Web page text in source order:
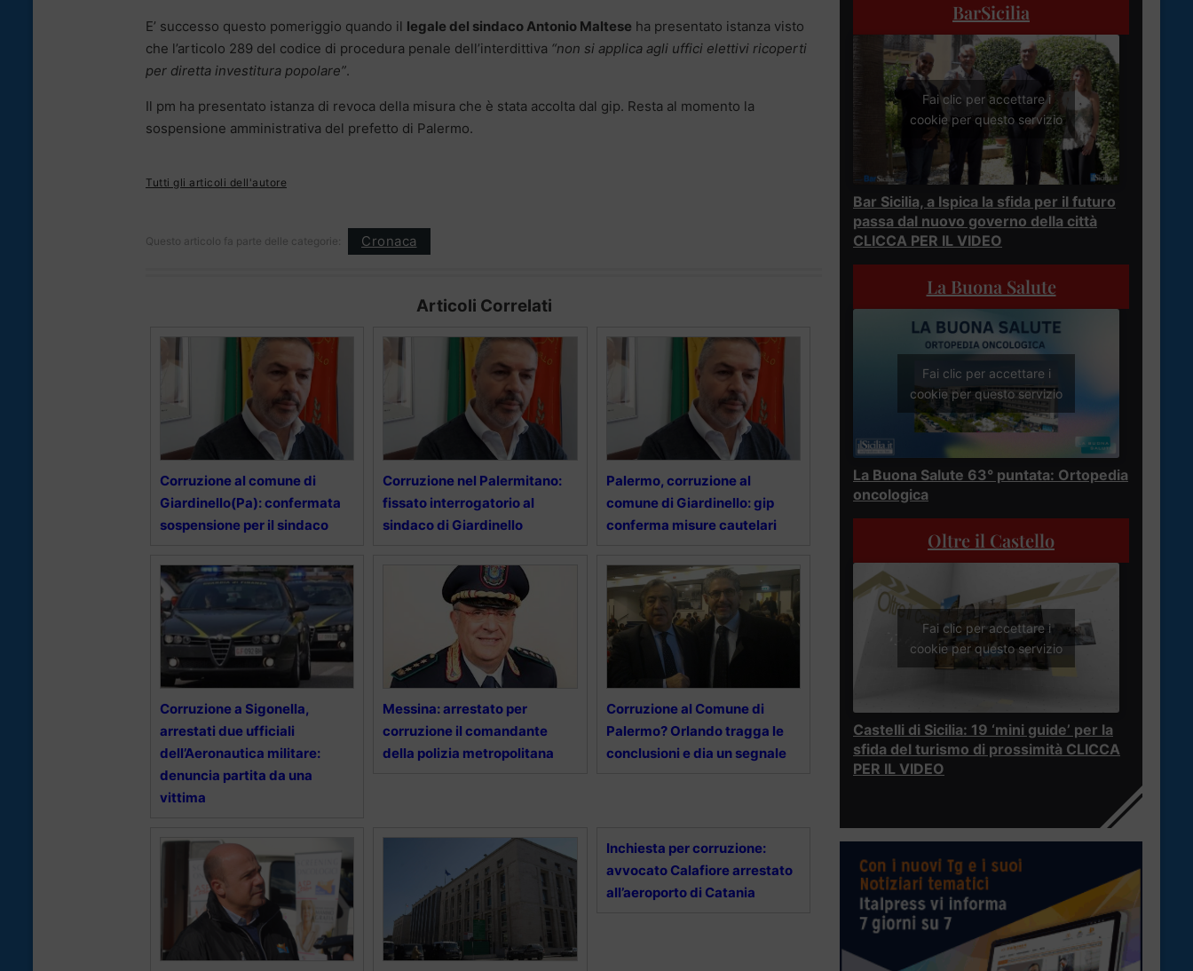
E’ successo questo pomeriggio quando il legale del sindaco Antonio Maltese ha presentato istanza visto
che l’articolo 289 del codice di procedura penale dell’interdittiva “non si applica agli uffici elettivi ricoperti
per diretta investitura popolare”.
Il pm ha presentato istanza di revoca della misura che è stata accolta dal gip. Resta al momento la
sospensione amministrativa del prefetto di Palermo.
Tutti gli articoli dell'autore
Questo articolo fa parte delle categorie: Cronaca
Articoli Correlati
Corruzione al comune di
Giardinello(Pa): confermata
sospensione per il sindaco
Corruzione nel Palermitano:
fissato interrogatorio al
sindaco di Giardinello
Palermo, corruzione al
comune di Giardinello: gip
conferma misure cautelari
Corruzione a Sigonella,
arrestati due ufficiali
dell’Aeronautica militare:
denuncia partita da una
vittima
Messina: arrestato per
corruzione il comandante
della polizia metropolitana
Corruzione al Comune di
Palermo? Orlando tragga le
conclusioni e dia un segnale
Inchiesta per corruzione:
avvocato Calafiore arrestato
all’aeroporto di Catania
BarSicilia
Fai clic per accettare i
cookie per questo servizio
Bar Sicilia, a Ispica la sfida per il futuro
passa dal nuovo governo della città
CLICCA PER IL VIDEO
La Buona Salute
Fai clic per accettare i
cookie per questo servizio
La Buona Salute 63° puntata: Ortopedia
oncologica
Oltre il Castello
Fai clic per accettare i
cookie per questo servizio
Castelli di Sicilia: 19 ‘mini guide’ per la
sfida del turismo di prossimità CLICCA
PER IL VIDEO